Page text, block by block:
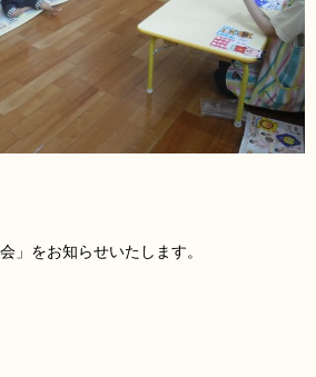
」をお知らせいたします。